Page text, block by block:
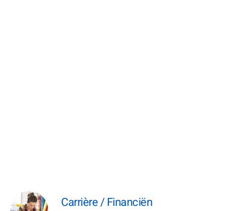
Carrière / Financiën